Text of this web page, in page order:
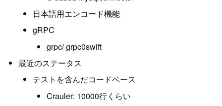
日本語用エンコード機能
gRPC
grpc/ grpc0swift
最近のステータス
テストを含んだコードベース
Crauler: 10000行くらい